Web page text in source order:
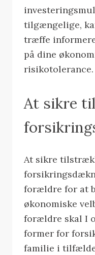
tilgængelige,
træffe
på dine
risikotolerance.
At sikre
At sikre
forældre for at
økonomiske
forældre skal I
former for
familie i